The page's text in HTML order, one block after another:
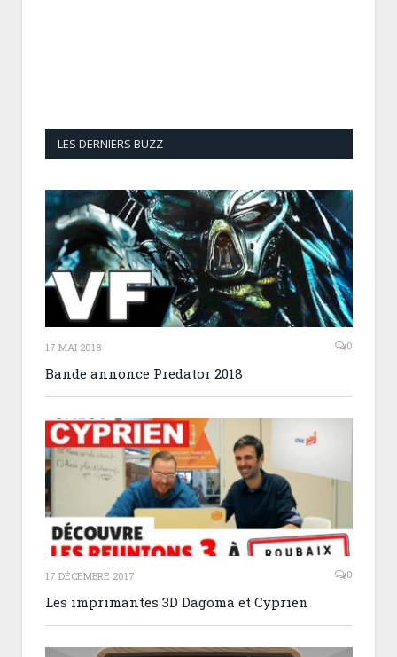
LES DERNIERS BUZZ
17 MAI 2018 0
Bande annonce Predator 2018
17 DÉCEMBRE 2017 0
Les imprimantes 3D Dagoma et Cyprien